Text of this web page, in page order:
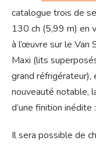
catalogue trois de
130 ch (5,99 m) en
à l’œuvre sur le Van
Maxi (lits
grand
nouveauté notable,
d’une finition inédite
Il sera possible de